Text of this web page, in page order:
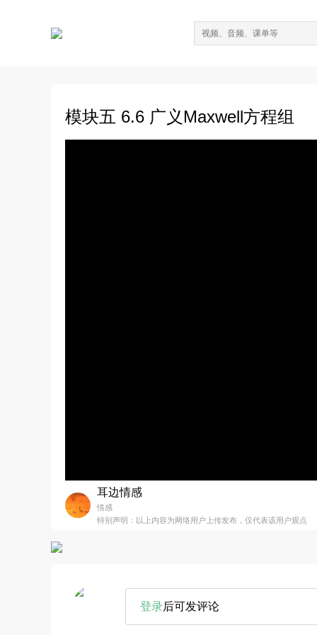
模块五 6.6 广义Maxwell方程组
耳边情感
情感
特别声明：以上内容为网络用户上传发布，仅代表该用户观点
登录后可发评论